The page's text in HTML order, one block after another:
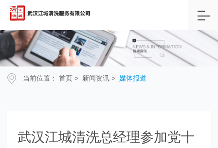
当前位置： 首页 > 新闻资讯 > 媒体报道
武汉江城清洗总经理参加党十